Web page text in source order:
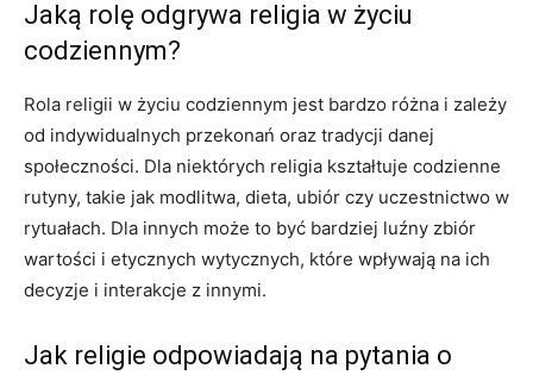
Jaką rolę odgrywa religia w życiu
codziennym?
Rola religii w życiu codziennym jest bardzo różna i zależy
od indywidualnych przekonań oraz tradycji danej
społeczności. Dla niektórych religia kształtuje codzienne
rutyny, takie jak modlitwa, dieta, ubiór czy uczestnictwo w
rytuałach. Dla innych może to być bardziej luźny zbiór
wartości i etycznych wytycznych, które wpływają na ich
decyzje i interakcje z innymi.
Jak religie odpowiadają na pytania o